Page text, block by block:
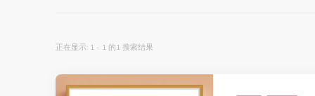
正在显示: 1 - 1 的1 搜索结果